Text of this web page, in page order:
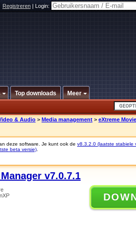
Registreren|Login:
Top downloads Meer
& Audio > Media management > eXtreme
deze software. Je kunt ook de v8.3.2.0 (laatste stabiele
beta versie)
v7.0.7.1